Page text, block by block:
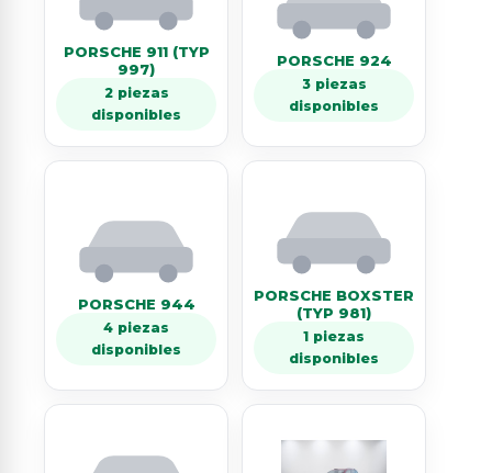
PORSCHE 911 (TYP
997)
2 piezas
disponibles
PORSCHE 924
3 piezas
disponibles
PORSCHE 944
4 piezas
disponibles
PORSCHE BOXSTER
(TYP 981)
1 piezas
disponibles